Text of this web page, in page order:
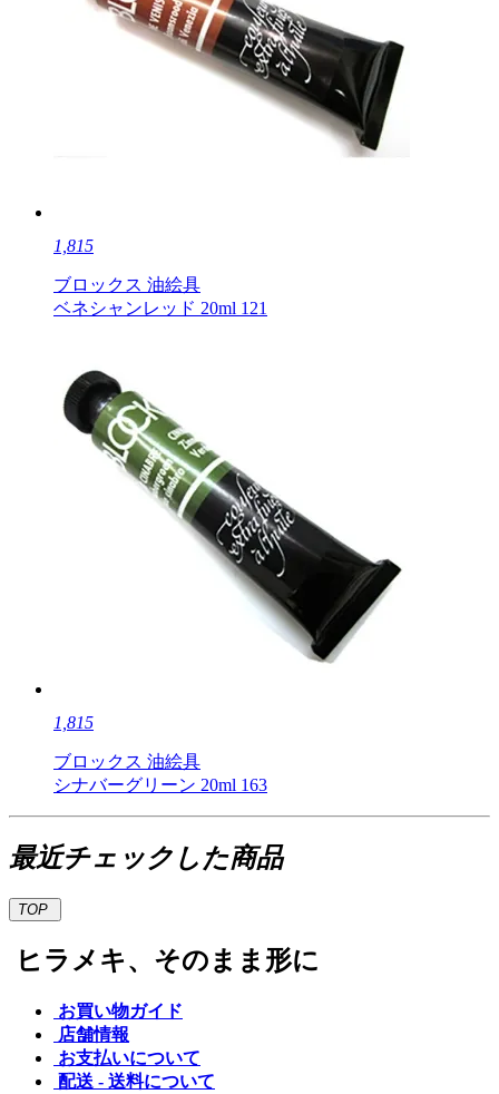
1,815
ブロックス 油絵具
ベネシャンレッド 20ml 121
1,815
ブロックス 油絵具
シナバーグリーン 20ml 163
最近チェックした商品
TOP
ヒラメキ、そのまま形に
お買い物ガイド
店舗情報
お支払いについて
配送 - 送料について